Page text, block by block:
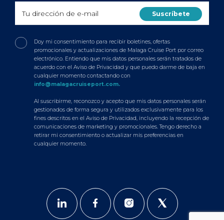
Doy mi consentimiento para recibir boletines, ofertas
promocionales y actualizaciones de Malaga Cruise Port por correo
electrónico. Entiendo que mis datos personales serán tratados de
acuerdo con el Aviso de Privacidad y que puedo darme de baja en
cualquier momento contactando con
info@malagacruiseport.com.
Al suscribirme, reconozco y acepto que mis datos personales serán
gestionados de forma segura y utilizados exclusivamente para los
fines descritos en el Aviso de Privacidad, incluyendo la recepción de
comunicaciones de marketing y promocionales. Tengo derecho a
retirar mi consentimiento o actualizar mis preferencias en
cualquier momento.